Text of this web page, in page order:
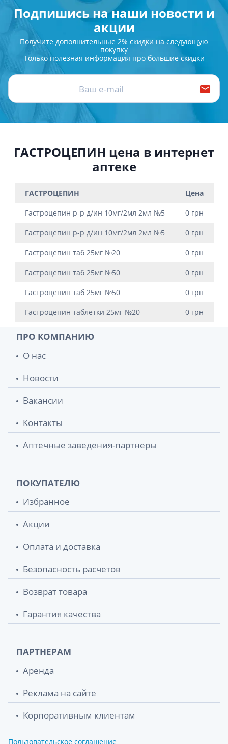
Подпишись на наши новости и
акции
Получите дополнительные 2% скидки на следующую
покупку
Только полезная информация про большие скидки
ГАСТРОЦЕПИН цена в интернет
аптеке
ГАСТРОЦЕПИН Цена
Гастроцепин р-р д/ин 10мг/2мл 2мл №5 0 грн
Гастроцепин р-р д/ин 10мг/2мл 2мл №5 0 грн
Гастроцепин таб 25мг №20 0 грн
Гастроцепин таб 25мг №50 0 грн
Гастроцепин таб 25мг №50 0 грн
Гастроцепин таблетки 25мг №20 0 грн
ПРО КОМПАНИЮ
О нас
Новости
Вакансии
Контакты
Аптечные заведения-партнеры
ПОКУПАТЕЛЮ
Избранное
Акции
Оплата и доставка
Безопасность расчетов
Возврат товара
Гарантия качества
ПАРТНЕРАМ
Аренда
Реклама на сайте
Корпоративным клиентам
Пользовательское соглашение